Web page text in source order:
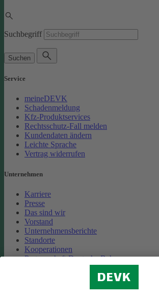
Suchbegriff
Suchen
Service
meineDEVK
Schadenmeldung
Kfz-Produktservices
Rechtsschutz-Fall melden
Kundendaten ändern
Leichte Sprache
Vertrag widerrufen
Unternehmen
Karriere
Presse
Das sind wir
Vorstand
Unternehmensberichte
Standorte
Kooperationen
Partnerschaft Deutsche Bahn